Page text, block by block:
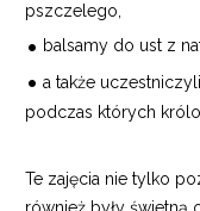
pszczelego,
balsamy do ust z
a także
podczas których
Te zajęcia nie tylko